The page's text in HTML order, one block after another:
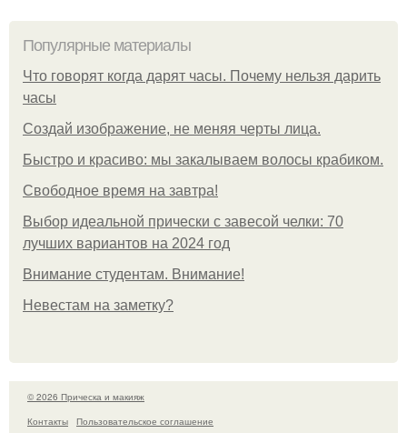
Популярные материалы
Что говорят когда дарят часы. Почему нельзя дарить
часы
Создай изображение, не меняя черты лица.
Быстро и красиво: мы закалываем волосы крабиком.
Свободное время на завтра!
Выбор идеальной прически с завесой челки: 70
лучших вариантов на 2024 год
Внимание студентам. Внимание!
Невестам на заметку?
© 2026 Прическа и макияж
Контакты
Пользовательское соглашение